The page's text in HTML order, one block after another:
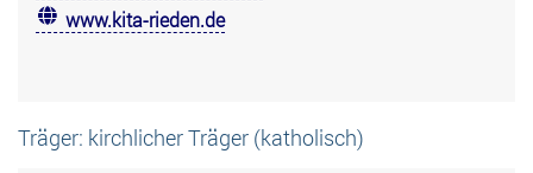
www.kita-rieden.de
Träger: kirchlicher Träger (katholisch)